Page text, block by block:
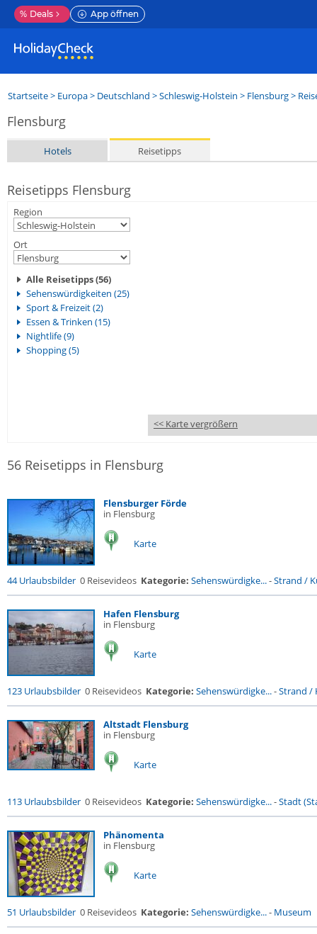
% Deals App öffnen
Startseite> Europa> Deutschland >Schleswig-Holstein > Flensburg>
Flensburg
Hotels Reisetipps
Reisetipps Flensburg
Region
Ort
Alle Reisetipps (56)
Sehenswürdigkeiten (25)
Sport & Freizeit (2)
Essen & Trinken (15)
Nightlife (9)
Shopping (5)
<< Karte vergrößern
56 Reisetipps in Flensburg
Flensburger Förde
in Flensburg
Karte
44 Urlaubsbilder 0 Reisevideos Kategorie: Sehenswürdigke...-Strand /
Hafen Flensburg
in Flensburg
Karte
123 Urlaubsbilder 0 Reisevideos Kategorie: Sehenswürdigke...-Strand /
Altstadt Flensburg
in Flensburg
Karte
113 Urlaubsbilder 0 Reisevideos Kategorie: Sehenswürdigke...-Stadt
Phänomenta
in Flensburg
Karte
51 Urlaubsbilder 0 Reisevideos Kategorie: Sehenswürdigke...- Museum